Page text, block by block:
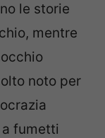
le storie
mentre
noto per
fumetti